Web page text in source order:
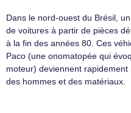
Dans le nord-ouest du Brésil,
de voitures à partir de pièces
à la fin des années 80. Ces
Paco (une onomatopée qui
moteur) deviennent
des hommes et des matériaux.